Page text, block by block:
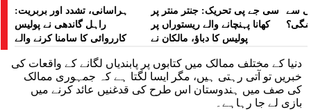
ہراسانی، تشدد اور بربریت:
راہل گاندھی نے پولیس
کارروائی کا سامنا کرنے والے
سی جے پی تحریک: جنتر منتر پر
کھانا پہنچانے والے ریستوراں پر
پولیس کا دباؤ، مالکان نے
سے
دنیا کے مختلف ممالک میں کتابوں پر پابندیاں لگانے کے واقعات کی
خبریں تو آتی رہتی ہیں، مگر ایسا لگتا ہے کہ جمہوری ممالک
کی صف میں ہندوستان اس طرح کی قدغنیں عائد کرنے میں
بازی لے جا رہاہے۔